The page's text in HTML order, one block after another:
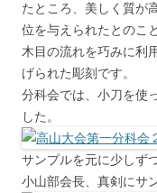
たところ、美しく質が
位を与えられたとのこ
木目の流れを巧みに利
げられた彫刻です。
分科会では、小刀を使
した。
サンプルを元に少しず
小山部会長、真剣にサ